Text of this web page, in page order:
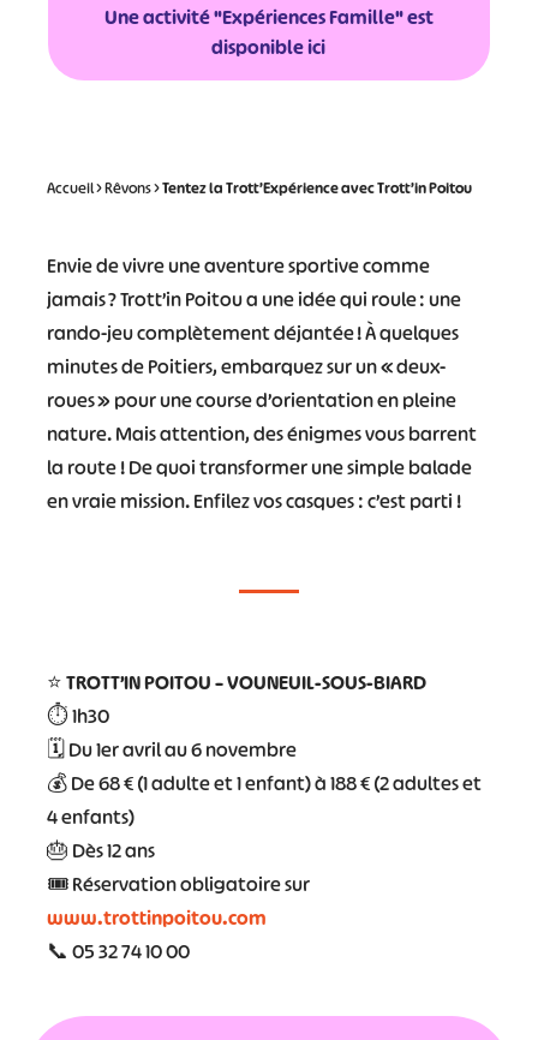
Une activité "Expériences Famille" est
disponible ici
Accueil>Rêvons>Tentez la Trott’Expérience avec Trott’in Poitou
Envie de vivre une aventure sportive comme
jamais ? Trott’in Poitou a une idée qui roule : une
rando-jeu complètement déjantée ! À quelques
minutes de Poitiers, embarquez sur un « deux-
roues » pour une course d’orientation en pleine
nature. Mais attention, des énigmes vous barrent
la route ! De quoi transformer une simple balade
en vraie mission. Enfilez vos casques : c’est parti !
⭐TROTT’IN POITOU – VOUNEUIL-SOUS-BIARD
⏱️ 1h30
🗓️ Du 1er avril au 6 novembre
💰 De 68 € (1 adulte et 1 enfant) à 188 € (2 adultes et
4 enfants)
🎂 Dès 12 ans
🎟️ Réservation obligatoire sur
www.trottinpoitou.com
📞 05 32 74 10 00